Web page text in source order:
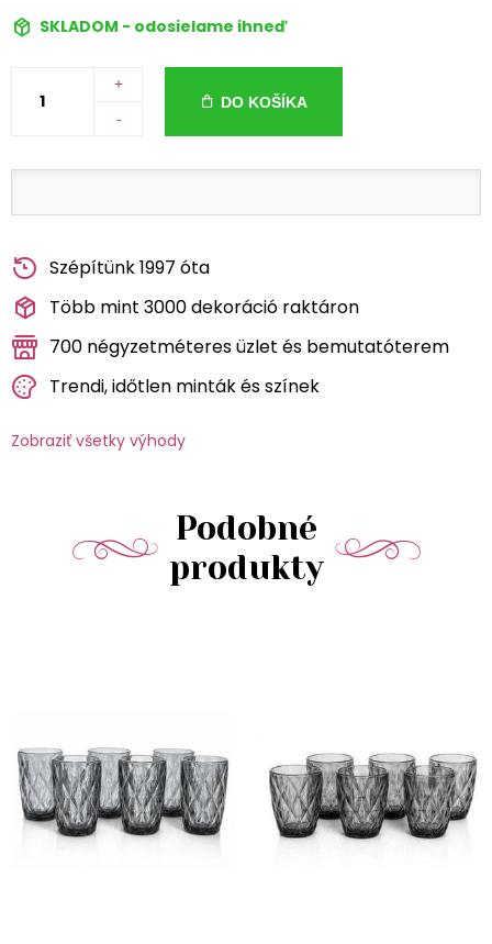
SKLADOM - odosielame ihneď
+
-
DO KOŠÍKA
Szépítünk 1997 óta
Több mint 3000 dekoráció raktáron
700 négyzetméteres üzlet és bemutatóterem
Trendi, időtlen minták és színek
Zobraziť všetky výhody
Podobné
produkty